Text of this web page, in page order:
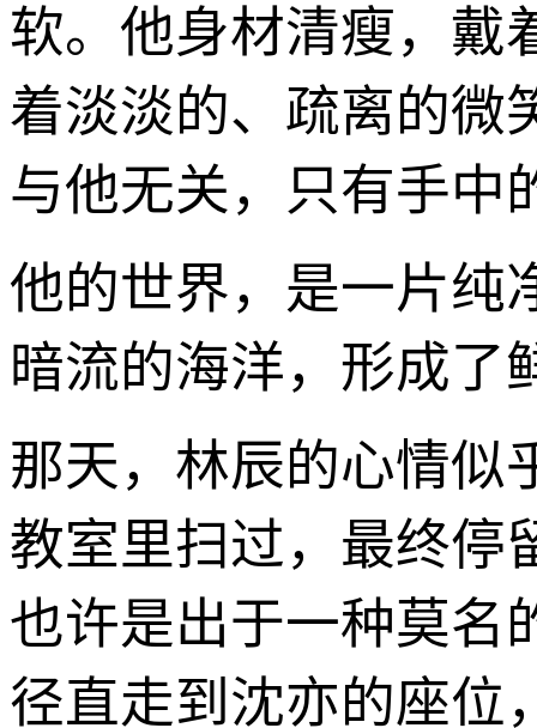
软。他身材清瘦，戴
着淡淡的、疏离的微
与他无关，只有手中
他的世界，是一片纯
暗流的海洋，形成了
那天，林辰的心情似
教室里扫过，最终停
也许是出于一种莫名
径直走到沈亦的座位